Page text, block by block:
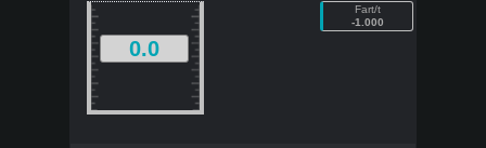
0.0
Fart/t
-1.000